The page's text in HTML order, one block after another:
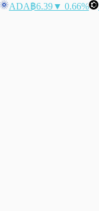
ADA฿6.39▼ 0.66%